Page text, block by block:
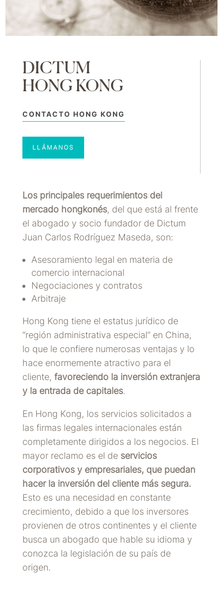
DICTUM
HONG KONG
CONTACTO HONG KONG
LLÁMANOS
Los principales requerimientos del
mercado hongkonés, del que está al frente
el abogado y socio fundador de Dictum
Juan Carlos Rodríguez Maseda, son:
Asesoramiento legal en materia de
comercio internacional
Negociaciones y contratos
Arbitraje
Hong Kong tiene el estatus jurídico de
“región administrativa especial” en China,
lo que le confiere numerosas ventajas y lo
hace enormemente atractivo para el
cliente, favoreciendo la inversión extranjera
y la entrada de capitales.
En Hong Kong, los servicios solicitados a
las firmas legales internacionales están
completamente dirigidos a los negocios. El
mayor reclamo es el de servicios
corporativos y empresariales, que puedan
hacer la inversión del cliente más segura.
Esto es una necesidad en constante
crecimiento, debido a que los inversores
provienen de otros continentes y el cliente
busca un abogado que hable su idioma y
conozca la legislación de su país de
origen.